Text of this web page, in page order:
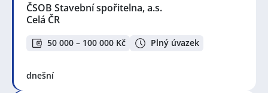
ČSOB Stavební spořitelna, a.s.
Celá ČR
50 000 – 100 000 Kč Plný úvazek
dnešní